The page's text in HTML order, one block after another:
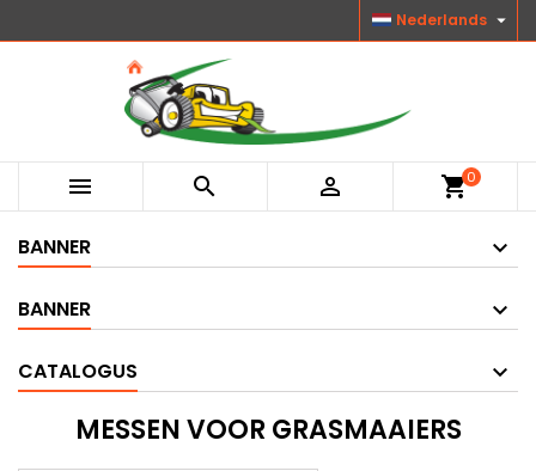
Nederlands 
   shopping_cart0
BANNER
BANNER
CATALOGUS
MESSEN VOOR GRASMAAIERS